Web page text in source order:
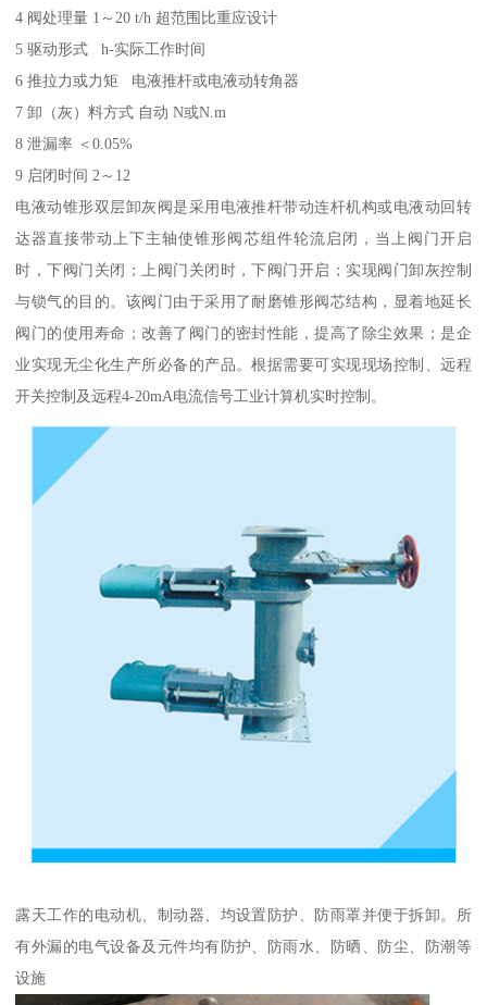
4 阀处理量 1～20 t/h 超范围比重应设计
5 驱动形式 h-实际工作时间
6 推拉力或力矩 电液推杆或电液动转角器
7 卸（灰）料方式 自动 N或N.m
8 泄漏率 ＜0.05%
9 启闭时间 2～12
电液动锥形双层卸灰阀是采用电液推杆带动连杆机构或电液动回转
达器直接带动上下主轴使锥形阀芯组件轮流启闭，当上阀门开启
时，下阀门关闭；上阀门关闭时，下阀门开启；实现阀门卸灰控制
与锁气的目的。该阀门由于采用了耐磨锥形阀芯结构，显着地延长
阀门的使用寿命；改善了阀门的密封性能，提高了除尘效果；是企
业实现无尘化生产所必备的产品。根据需要可实现现场控制、远程
开关控制及远程4-20mA电流信号工业计算机实时控制。
露天工作的电动机、制动器、均设置防护、防雨罩并便于拆卸。所
有外漏的电气设备及元件均有防护、防雨水、防晒、防尘、防潮等
设施